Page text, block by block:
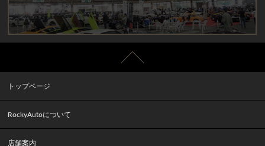
トップページ
RockyAutoについて
店舗案内